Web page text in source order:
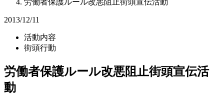
労働者保護ルール改悪阻止街頭宣伝活動
2013/12/11
活動内容
街頭行動
労働者保護ルール改悪阻止街頭宣伝活
動